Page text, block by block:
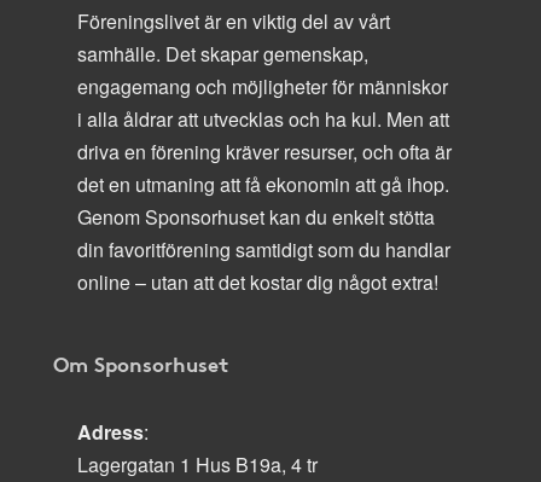
Föreningslivet är en viktig del av vårt
samhälle. Det skapar gemenskap,
engagemang och möjligheter för människor
i alla åldrar att utvecklas och ha kul. Men att
driva en förening kräver resurser, och ofta är
det en utmaning att få ekonomin att gå ihop.
Genom Sponsorhuset kan du enkelt stötta
din favoritförening samtidigt som du handlar
online – utan att det kostar dig något extra!
Om Sponsorhuset
Adress:
Lagergatan 1 Hus B19a, 4 tr